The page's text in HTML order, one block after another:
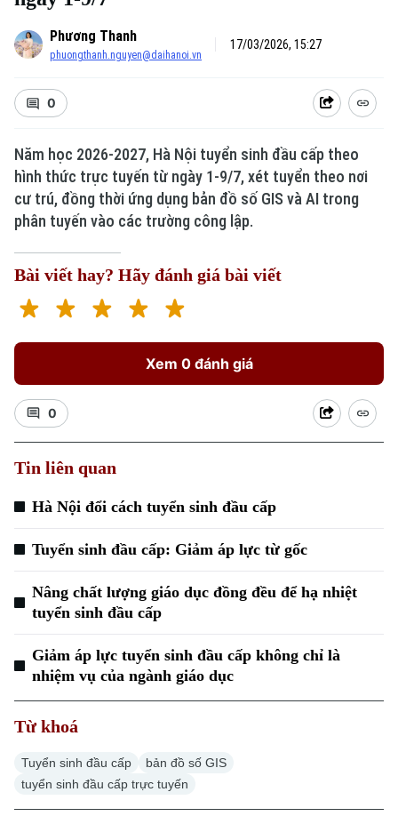
Xu hướng
Phương Thanh
phuongthanh.nguyen@daihanoi.vn
17/03/2026, 15:27
0
Năm học 2026-2027, Hà Nội tuyển sinh đầu cấp theo
hình thức trực tuyến từ ngày 1-9/7, xét tuyển theo nơi
cư trú, đồng thời ứng dụng bản đồ số GIS và AI trong
phân tuyến vào các trường công lập.
Bài viết hay? Hãy đánh giá bài viết
Xem 0 đánh giá
0
Tin liên quan
Hà Nội đổi cách tuyển sinh đầu cấp
Tuyển sinh đầu cấp: Giảm áp lực từ gốc
Nâng chất lượng giáo dục đồng đều để hạ nhiệt
tuyển sinh đầu cấp
Giảm áp lực tuyển sinh đầu cấp không chỉ là
nhiệm vụ của ngành giáo dục
Từ khoá
Tuyển sinh đầu cấp
bản đồ số GIS
tuyển sinh đầu cấp trực tuyến